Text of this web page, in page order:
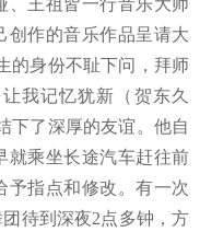
、王祖皆一行音乐大师
创作的音乐作品呈请大
的身份不耻下问，拜师
我记忆犹新（贺东久
下了深厚的友谊。他自
就乘坐长途汽车赶往前
予指点和修改。有一次
待到深夜2点多钟，方